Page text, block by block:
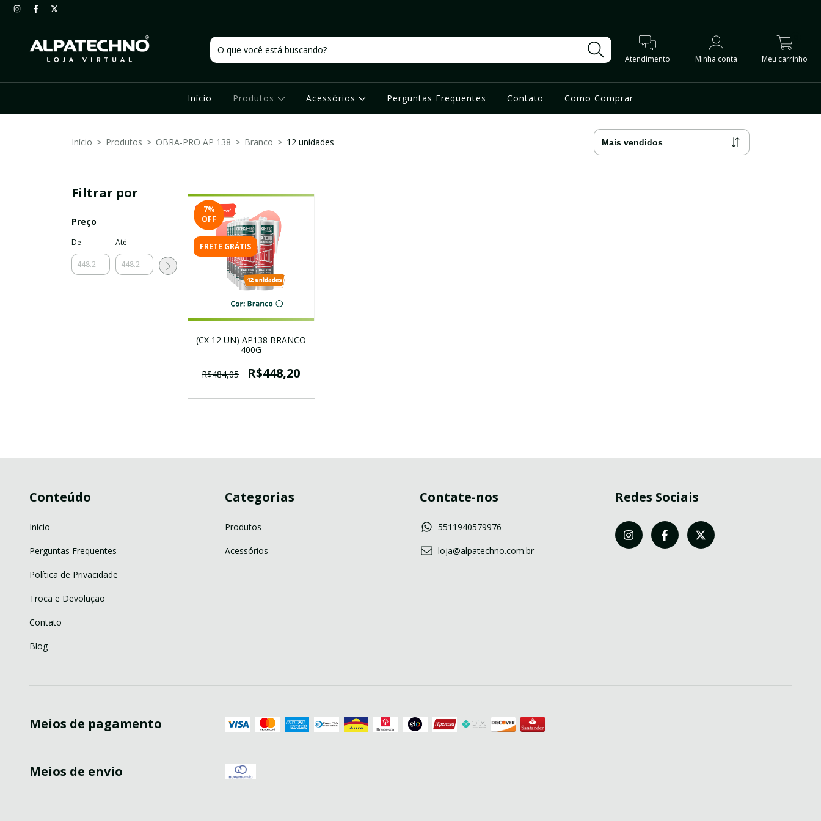
Atendimento Minha conta Meu carrinho
Início Produtos Acessórios Perguntas Frequentes Contato Como Comprar
Início > Produtos > OBRA-PRO AP 138 > Branco > 12 unidades
Filtrar por
Preço
De Até
7%
OFF
FRETE GRÁTIS
(CX 12 UN) AP138 BRANCO
400G
R$484,05 R$448,20
Conteúdo
Início
Perguntas Frequentes
Política de Privacidade
Troca e Devolução
Contato
Blog
Categorias
Produtos
Acessórios
Contate-nos
5511940579976
loja@alpatechno.com.br
Redes Sociais
Meios de pagamento
Meios de envio